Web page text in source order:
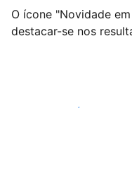
O ícone "Novidade
destacar-se nos
Comece hoje mesmo